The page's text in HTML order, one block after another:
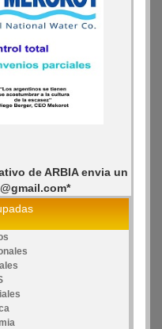
de ARBIA envia un